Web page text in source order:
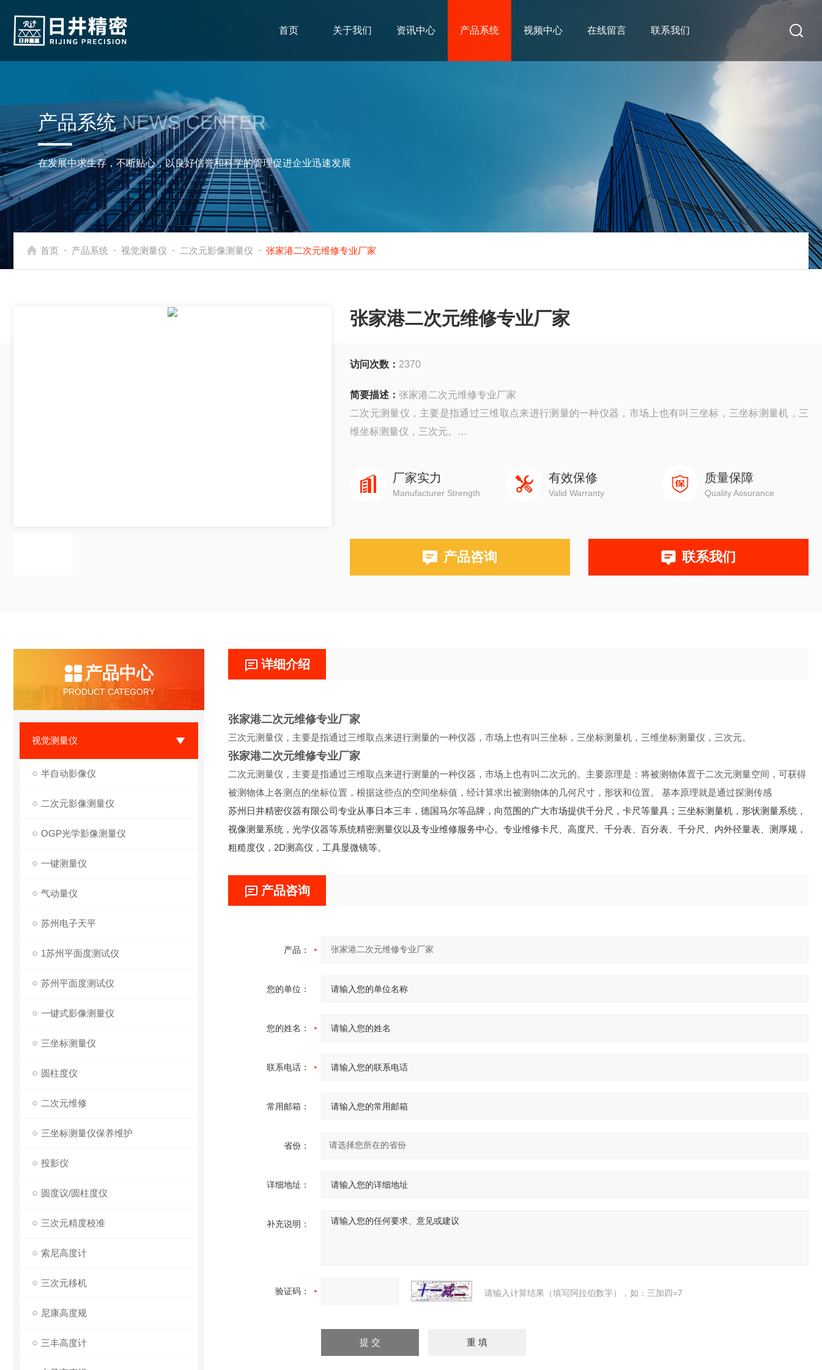
首页 关于我们 资讯中心 产品系统 视频中心 在线留言 联系我们
产品系统 NEWS CENTER
在发展中求生存，不断贴心，以良好信誉和科学的管理促进企业迅速发展
首页 - 产品系统 - 视觉测量仪 - 二次元影像测量仪 - 张家港二次元维修专业厂家
张家港二次元维修专业厂家
访问次数： 2370
简要描述： 张家港二次元维修专业厂家
二次元测量仪，主要是指通过三维取点来进行测量的一种仪器，市场上也有叫三坐标，三坐标测量机，三
维坐标测量仪，三次元。
量具；三坐标测量机，形状测量系统，视像测量系统，光学仪器等系统精密测量仪以及专业维修服务中
厂家实力
Manufacturer Strength
有效保修
Valid Warranty
质量保障
Quality Assurance
产品咨询 联系我们
产品中心
PRODUCT CATEGORY
视觉测量仪
半自动影像仪
二次元影像测量仪
OGP光学影像测量仪
一键测量仪
气动量仪
苏州电子天平
1苏州平面度测试仪
苏州平面度测试仪
一键式影像测量仪
三坐标测量仪
圆柱度仪
二次元维修
三坐标测量仪保养维护
投影仪
圆度议/圆柱度仪
三次元精度校准
索尼高度计
三次元移机
尼康高度规
三丰高度计
详细介绍
张家港二次元维修专业厂家
三次元测量仪，主要是指通过三维取点来进行测量的一种仪器，市场上也有叫三坐标，三坐标测量机，三维坐标测量仪，三次元。
张家港二次元维修专业厂家
二次元测量仪，主要是指通过三维取点来进行测量的一种仪器，市场上也有叫二次元的。主要原理是：将被测物体置于二次元测量空间，可获得
被测物体上各测点的坐标位置，根据这些点的空间坐标值，经计算求出被测物体的几何尺寸，形状和位置。 基本原理就是通过探测传感
苏州日井精密仪器有限公司专业从事日本三丰，德国马尔等品牌，向范围的广大市场提供千分尺，卡尺等量具；三坐标测量机，形状测量系统，
视像测量系统，光学仪器等系统精密测量仪以及专业维修服务中心。专业维修卡尺、高度尺、千分表、百分表、千分尺、内外径量表、测厚规，
粗糙度仪，2D测高仪，工具显微镜等。
产品咨询
产品：
您的单位：
您的姓名：
联系电话：
常用邮箱：
省份：
详细地址：
补充说明：
验证码： 请输入计算结果（填写阿拉伯数字），如：三加四=7